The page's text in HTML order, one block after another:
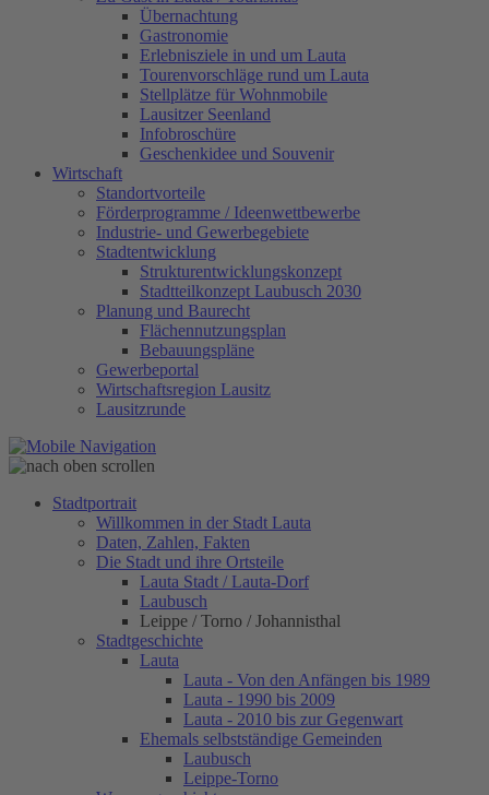
Übernachtung
Gastronomie
Erlebnisziele in und um Lauta
Tourenvorschläge rund um Lauta
Stellplätze für Wohnmobile
Lausitzer Seenland
Infobroschüre
Geschenkidee und Souvenir
Wirtschaft
Standortvorteile
Förderprogramme / Ideenwettbewerbe
Industrie- und Gewerbegebiete
Stadtentwicklung
Strukturentwicklungskonzept
Stadtteilkonzept Laubusch 2030
Planung und Baurecht
Flächennutzungsplan
Bebauungspläne
Gewerbeportal
Wirtschaftsregion Lausitz
Lausitzrunde
Stadtportrait
Willkommen in der Stadt Lauta
Daten, Zahlen, Fakten
Die Stadt und ihre Ortsteile
Lauta Stadt / Lauta-Dorf
Laubusch
Leippe / Torno / Johannisthal
Stadtgeschichte
Lauta
Lauta - Von den Anfängen bis 1989
Lauta - 1990 bis 2009
Lauta - 2010 bis zur Gegenwart
Ehemals selbstständige Gemeinden
Laubusch
Leippe-Torno